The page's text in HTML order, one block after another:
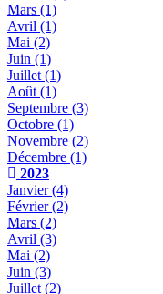
Mars (1)
Avril (1)
Mai (2)
Juin (1)
Juillet (1)
Août (1)
Septembre (3)
Octobre (1)
Novembre (2)
Décembre (1)
2023
Janvier(4)
Février(2)
Mars (2)
Avril (3)
Mai (2)
Juin (3)
Juillet (2)